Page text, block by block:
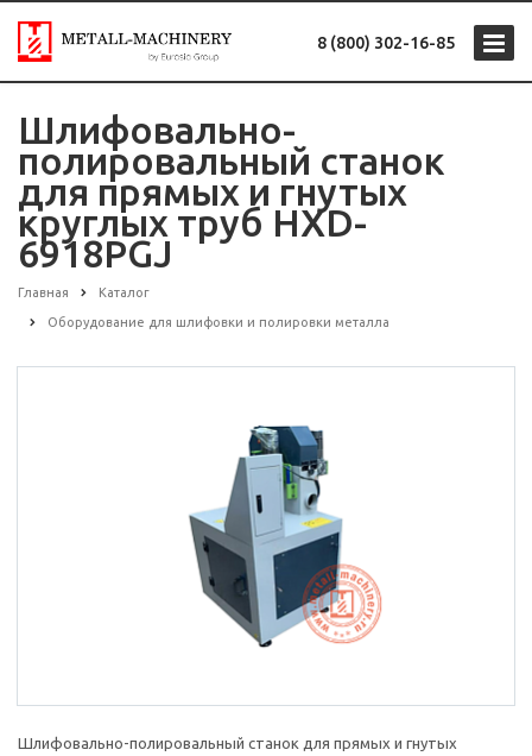
8 (800) 302-16-85
Шлифовально-
полировальный станок
для прямых и гнутых
круглых труб HXD-
6918PGJ
Главная Каталог
Оборудование для шлифовки и полировки металла
Шлифовально-полировальный станок для прямых и гнутых